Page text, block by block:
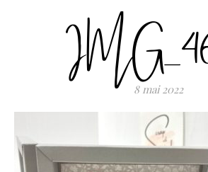
8 mai 2022